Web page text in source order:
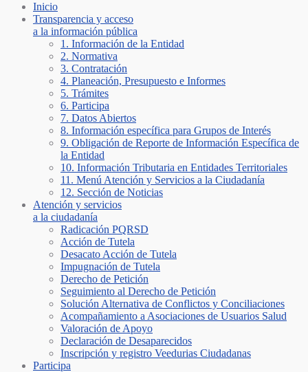
Inicio
Transparencia y acceso
a la información pública
1. Información de la Entidad
2. Normativa
3. Contratación
4. Planeación, Presupuesto e Informes
5. Trámites
6. Participa
7. Datos Abiertos
8. Información específica para Grupos de Interés
9. Obligación de Reporte de Información Específica de
la Entidad
10. Información Tributaria en Entidades Territoriales
11. Menú Atención y Servicios a la Ciudadanía
12. Sección de Noticias
Atención y servicios
a la ciudadanía
Radicación PQRSD
Acción de Tutela
Desacato Acción de Tutela
Impugnación de Tutela
Derecho de Petición
Seguimiento al Derecho de Petición
Solución Alternativa de Conflictos y Conciliaciones
Acompañamiento a Asociaciones de Usuarios Salud
Valoración de Apoyo
Declaración de Desaparecidos
Inscripción y registro Veedurias Ciudadanas
Participa